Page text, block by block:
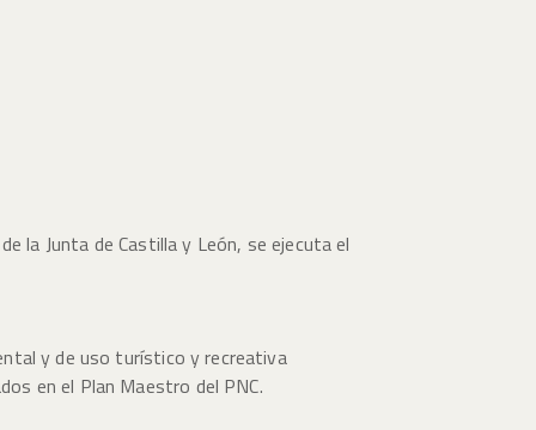
la Junta de Castilla y León, se ejecuta el
y de uso turístico y recreativa
en el Plan Maestro del PNC.